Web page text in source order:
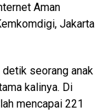
Aman
Jakarta
detik seorang anak
kalinya. Di
mencapai 221